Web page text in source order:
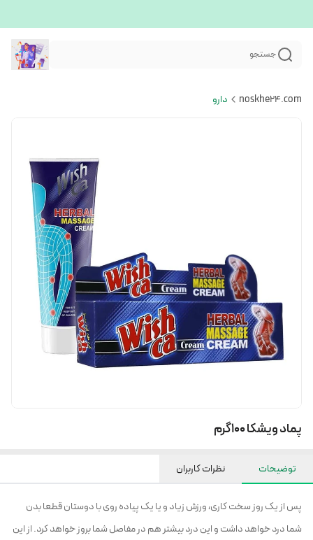
جستجو
noskhe24.com دارو
پماد ویشکا 100گرم
توضیحات نظرات کاربران
پس از یک روز سخت کاری، ورزش زیاد و یا یک پیاده روی با دوستان قطعا بدن
شما درد خواهد داشت و این درد بیشتر هم در مفاصل شما بروز خواهد کرد. از این